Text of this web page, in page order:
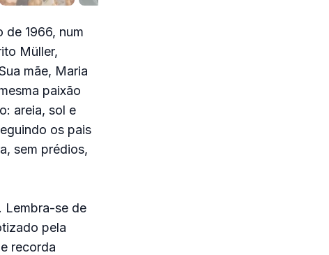
de 1966, num
Müller,
mãe, Maria
paixão
areia, sol e
os pais
sem prédios,
Lembra-se de
pela
recorda